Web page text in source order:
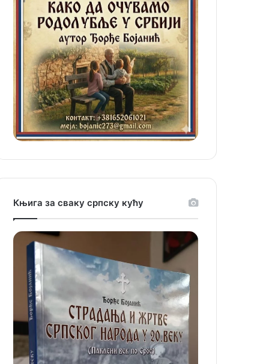
Књига за сваку српску кућу